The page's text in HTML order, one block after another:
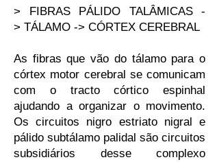
> FIBRAS PÁLIDO TALÂMICAS -
> TÁLAMO -> CÓRTEX CEREBRAL
As fibras que vão do tálamo para o
córtex motor cerebral se comunicam
com o tracto córtico espinhal
ajudando a organizar o movimento.
Os circuitos nigro estriato nigral e
pálido subtálamo palidal são circuitos
subsidiários desse complexo